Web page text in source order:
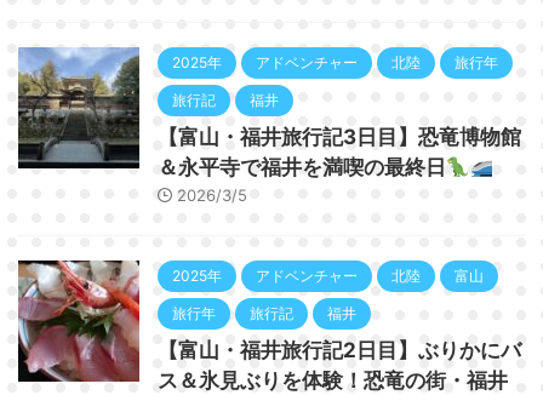
2025年 アドベンチャー 北陸 旅行年
旅行記 福井
【富山・福井旅行記3日目】恐竜博物館
＆永平寺で福井を満喫の最終日
2026/3/5
2025年 アドベンチャー 北陸 富山
旅行年 旅行記 福井
【富山・福井旅行記2日目】ぶりかにバ
ス＆氷見ぶりを体験！恐竜の街・福井